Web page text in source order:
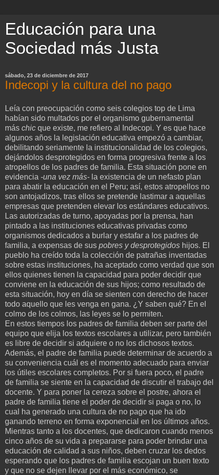
Educación para una
Sociedad más Justa
sábado, 23 de diciembre de 2017
Indecopi y la cultura del no pago
Leía con preocupación como seis colegios top de Lima
habían sido multados por el organismo gubernamental
más chic que existe, me refiero al Indecopi. Y es que hace
algunos años la legislación educativa empezó a cambiar,
debilitando seriamente la institucionalidad de los colegios,
dejándolos desprotegidos en forma progresiva frente a los
atropellos de los padres de familia. Esta situación pone en
evidencia -una vez más- la existencia de un nefasto plan
para abatir la educación en el Peru; así, estos atropellos no
son antojadizos, tras ellos se pretende lastimar a aquellas
empresas que pretenden elevar los estándares educativos.
Las autorizadas de turno, apoyadas por la prensa, han
pintado a las instituciones educativas privadas como
organismos dedicados a burlar y estafar a los padres de
familia, a expensas de sus pobres y desprotegidos hijos. El
pueblo ha creído toda la colección de patrañas inventadas
sobre estas instituciones, ha aceptado como verdad que son
ellos quienes tienen la capacidad para poder decidir que
conviene en la educación de sus hijos; como resultado de
esta situación, hoy en día se sienten con derecho de hacer
todo aquello que les venga en gana. ¿Y saben qué? En el
colmo de los colmos, las leyes se lo permiten.
En estos tiempos los padres de familia deben ser parte del
equipo que elija los textos escolares a utilizar, pero también
es libre de decidir si adquiere o no los dichosos textos.
Además, el padre de familia puede determinar de acuerdo a
su conveniencia cuál es el momento adecuado para enviar
los útiles escolares completos. Por si fuera poco, el padre
de familia se siente en la capacidad de discutir el trabajo del
docente. Y para poner la cereza sobre el postre, ahora el
padre de familia tiene el poder de decidir si paga o no, lo
cual ha generado una cultura de no pago que ha ido
ganando terreno en forma exponencial en los últimos años.
Mientras tanto a los docentes, que dedicaron cuando menos
cinco años de su vida a prepararse para poder brindar una
educación de calidad a sus niños, deben cruzar los dedos
esperando que los padres de familia escojan un buen texto
y que no se dejen llevar por el más económico, se